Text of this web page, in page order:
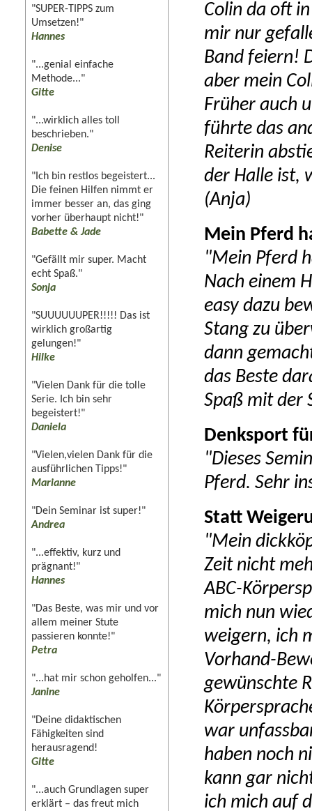
"SUPER-TIPPS zum
Umsetzen!"
Hannes
"...genial einfache
Methode..."
Gitte
"...wirklich alles toll
beschrieben."
Denise
"Ich bin restlos begeistert...
Die feinen Hilfen nimmt er
immer besser an, das ging
vorher überhaupt nicht!"
Babette & Jade
"Gefällt mir super. Macht
echt Spaß."
Sonja
"SUUUUUUPER!!!!! Das ist
wirklich großartig
gelungen!"
Hilke
"Vielen Dank für die tolle
Serie. Ich bin sehr
begeistert!"
Daniela
"Vielen,vielen Dank für die
ausführlichen Tipps!"
Marianne
"Dein Seminar ist super!"
Andrea
"...effektiv, kurz und
prägnant!"
Hannes
"Das Beste, was mir und vor
allem meiner Stute
passieren konnte!"
Petra
"...hat mir schon geholfen..."
Janine
"Deine didaktischen
Fähigkeiten sind
herausragend!
Gitte
"...auch Grundlagen super
erklärt – das freut mich
Colin da oft
mir nur
Band feiern!
aber mein
Früher auch
führte das
Reiterin
der Halle ist,
(Anja)
Mein Pferd
"Mein Pferd
Nach einem
easy dazu
Stang zu
dann
das Beste
Spaß mit der
Denksport
"Dieses
Pferd. Sehr
Statt
"Mein
Zeit nicht
ABC-
mich nun
weigern, ich
Vorhand-
gewünschte
war
haben noch
kann gar
ich mich auf